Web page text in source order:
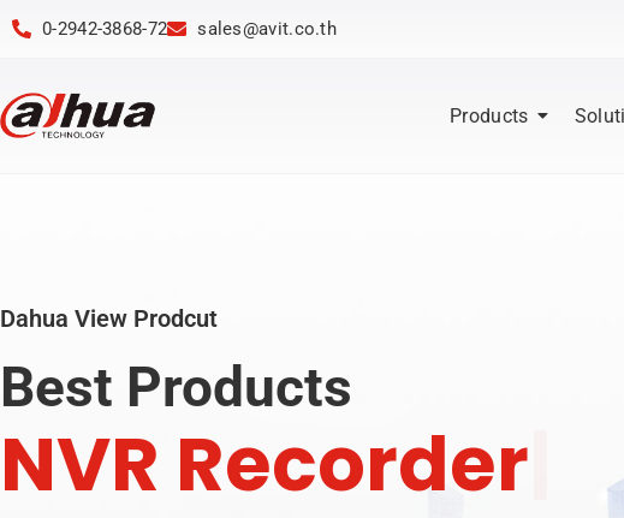
0-2942-3868-72 sales@avit.co.th
Products
Dahua View Prodcut
Best Products
NVR Recorder